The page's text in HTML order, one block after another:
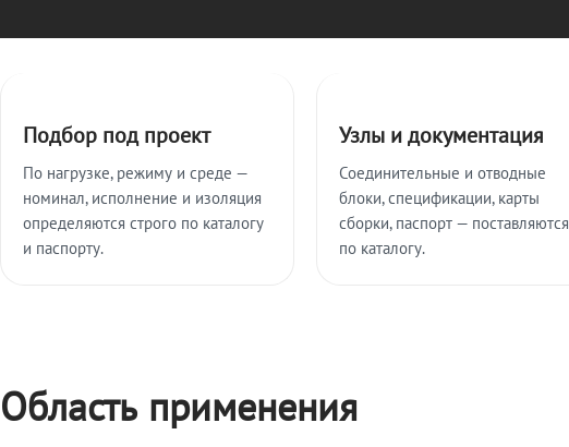
Подбор под проект
По нагрузке, режиму и среде —
номинал, исполнение и изоляция
определяются строго по каталогу
и паспорту.
Узлы и документация
Соединительные и отводные
блоки, спецификации, карты
сборки, паспорт — поставляются
по каталогу.
Область применения